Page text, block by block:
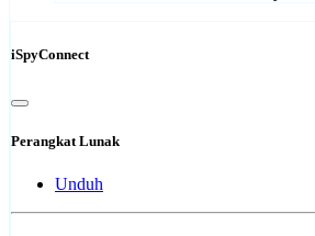
iSpyConnect
Perangkat Lunak
Unduh